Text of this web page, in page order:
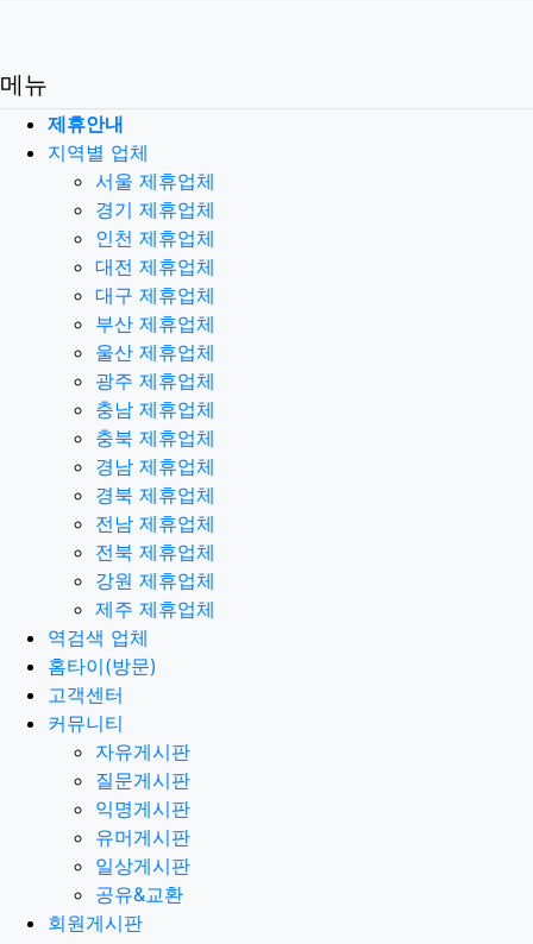
메뉴
제휴안내
지역별 업체
서울 제휴업체
경기 제휴업체
인천 제휴업체
대전 제휴업체
대구 제휴업체
부산 제휴업체
울산 제휴업체
광주 제휴업체
충남 제휴업체
충북 제휴업체
경남 제휴업체
경북 제휴업체
전남 제휴업체
전북 제휴업체
강원 제휴업체
제주 제휴업체
역검색 업체
홈타이(방문)
고객센터
커뮤니티
자유게시판
질문게시판
익명게시판
유머게시판
일상게시판
공유&교환
회원게시판